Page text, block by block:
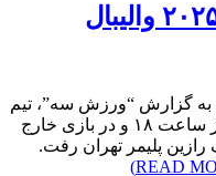
فاتح سال ۲۰۲۵ والیبال به گزارش “ورزش سه”، تیم
فولاد مبارکه سپاهان تیم سوم جدول از ساعت ۱۸ و در بازی خارج
رازین پلیمر تهران رفت.